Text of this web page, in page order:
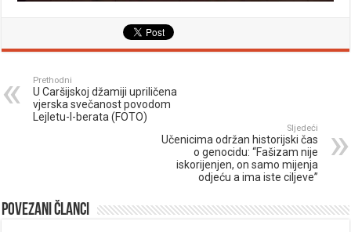
Prethodni
U Caršijskoj džamiji upriličena
vjerska svečanost povodom
Lejletu-l-berata (FOTO)
Sljedeći
Učenicima održan historijski čas
o genocidu: “Fašizam nije
iskorijenjen, on samo mijenja
odjeću a ima iste ciljeve”
Povezani članci